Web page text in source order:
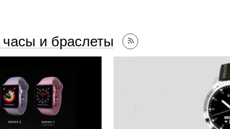
и браслеты